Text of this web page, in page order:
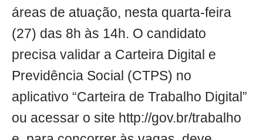
áreas de atuação, nesta quarta-feira
(27) das 8h às 14h. O candidato
precisa validar a Carteira Digital e
Previdência Social (CTPS) no
aplicativo “Carteira de Trabalho Digital”
ou acessar o site http://gov.br/trabalho